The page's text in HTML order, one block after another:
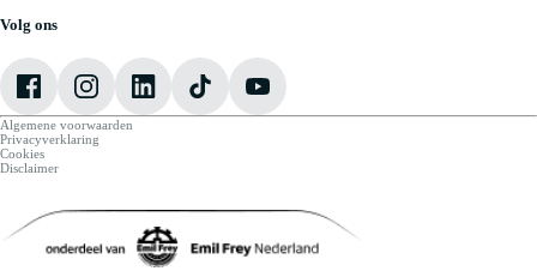
VW Bedrijfswagens
Vacatures
Mijn Pouw
Volg ons
Algemene voorwaarden
Privacyverklaring
Cookies
Disclaimer